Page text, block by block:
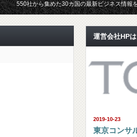
社から集めた30カ国の最新ビジネス情報を順次
運営会社HP
2019-10-23
東京コンサ